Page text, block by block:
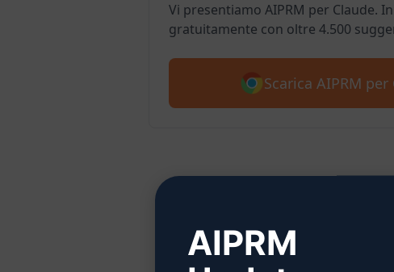
Vi presentiamo AIPRM per Claude.
gratuitamente con oltre 4.500
Scarica AIPRM per
AIPRM